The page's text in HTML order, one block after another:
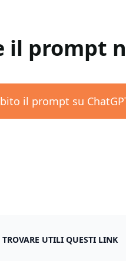
il prompt
il prompt su
TROVARE UTILI QUESTI LINK